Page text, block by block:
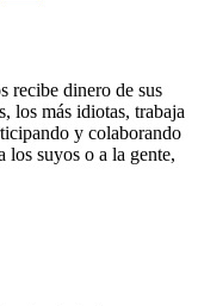
recibe dinero de sus
los más idiotas, trabaja
y colaborando
los suyos o a la gente,